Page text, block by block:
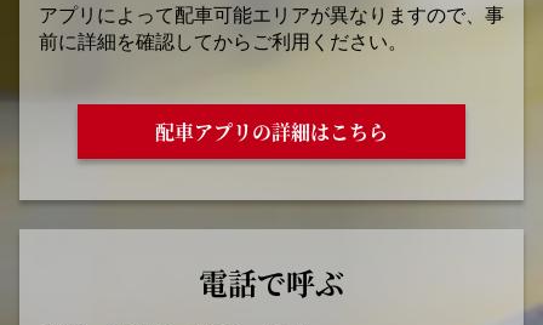
アプリによって配車可能エリアが異なりますので、事
前に詳細を確認してからご利用ください。
配車アプリの詳細はこちら
電話で呼ぶ